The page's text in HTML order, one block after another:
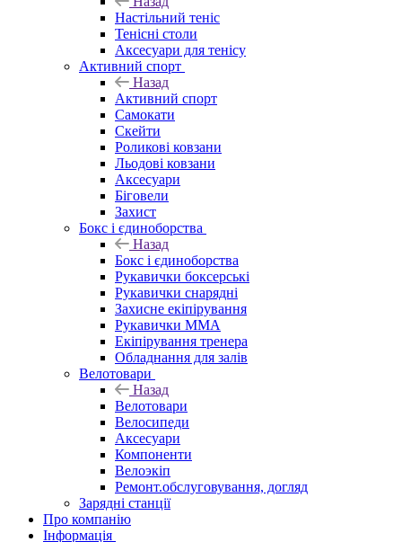
Настільний теніс
Тенісні столи
Аксесуари для тенісу
Активний спорт
Назад
Активний спорт
Самокати
Скейти
Роликові ковзани
Льодові ковзани
Аксесуари
Біговели
Захист
Бокс і єдиноборства
Назад
Бокс і єдиноборства
Рукавички боксерські
Рукавички снарядні
Захисне екіпірування
Рукавички ММА
Екіпірування тренера
Обладнання для залів
Велотовари
Назад
Велотовари
Велосипеди
Аксесуари
Компоненти
Велоэкіп
Ремонт.обслуговування, догляд
Зарядні станції
Про компанію
Інформація